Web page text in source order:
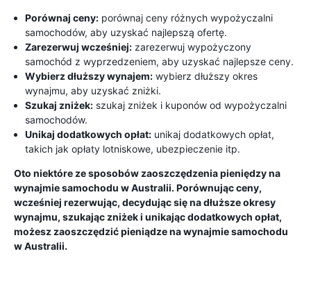
Porównaj ceny: porównaj ceny różnych wypożyczalni
samochodów, aby uzyskać najlepszą ofertę.
Zarezerwuj wcześniej: zarezerwuj wypożyczony
samochód z wyprzedzeniem, aby uzyskać najlepsze ceny.
Wybierz dłuższy wynajem: wybierz dłuższy okres
wynajmu, aby uzyskać zniżki.
Szukaj zniżek: szukaj zniżek i kuponów od wypożyczalni
samochodów.
Unikaj dodatkowych opłat: unikaj dodatkowych opłat,
takich jak opłaty lotniskowe, ubezpieczenie itp.
Oto niektóre ze sposobów zaoszczędzenia pieniędzy na
wynajmie samochodu w Australii. Porównując ceny,
wcześniej rezerwując, decydując się na dłuższe okresy
wynajmu, szukając zniżek i unikając dodatkowych opłat,
możesz zaoszczędzić pieniądze na wynajmie samochodu
w Australii.